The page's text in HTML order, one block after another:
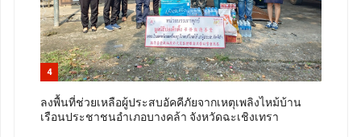
4
ลงพื้นที่ช่วยเหลือผู้ประสบอัคคีภัยจากเหตุเพลิงไหม้บ้าน
เรือนประชาชนอำเภอบางคล้า จังหวัดฉะเชิงเทรา